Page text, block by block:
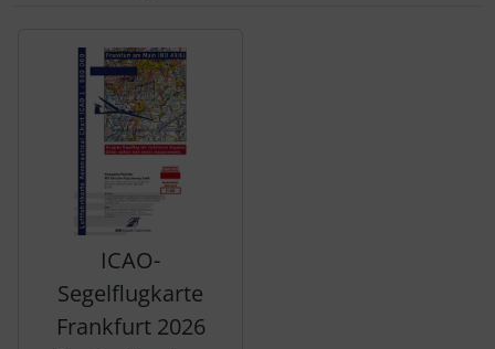
ICAO-
Segelflugkarte
Frankfurt 2026